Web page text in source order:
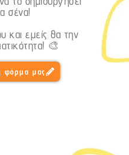
σένα!
και εμείς θα την
🎨
φόρμα μας